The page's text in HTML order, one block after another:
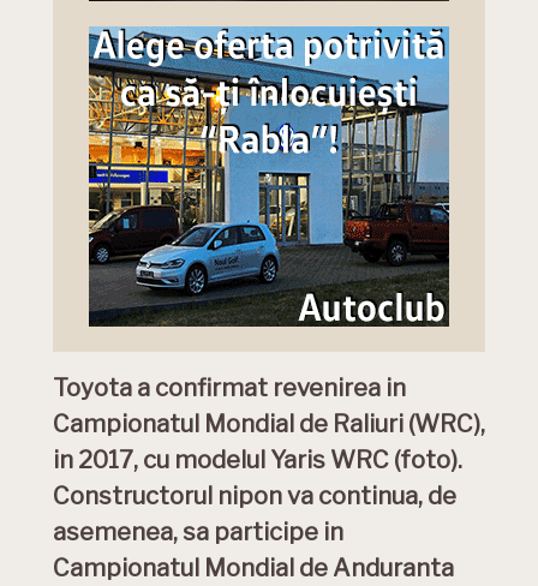
Toyota a confirmat revenirea in
Campionatul Mondial de Raliuri (WRC),
in 2017, cu modelul Yaris WRC (foto).
Constructorul nipon va continua, de
asemenea, sa participe in
Campionatul Mondial de Anduranta